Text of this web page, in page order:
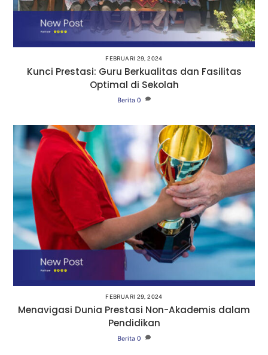
FEBRUARI 29, 2024
Kunci Prestasi: Guru Berkualitas dan Fasilitas
Optimal di Sekolah
Berita 0
FEBRUARI 29, 2024
Menavigasi Dunia Prestasi Non-Akademis dalam
Pendidikan
Berita 0